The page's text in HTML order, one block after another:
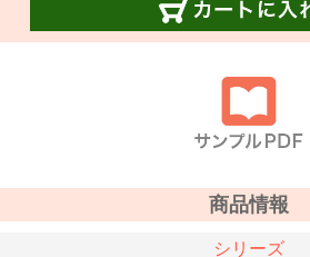
商品情報
シリーズ